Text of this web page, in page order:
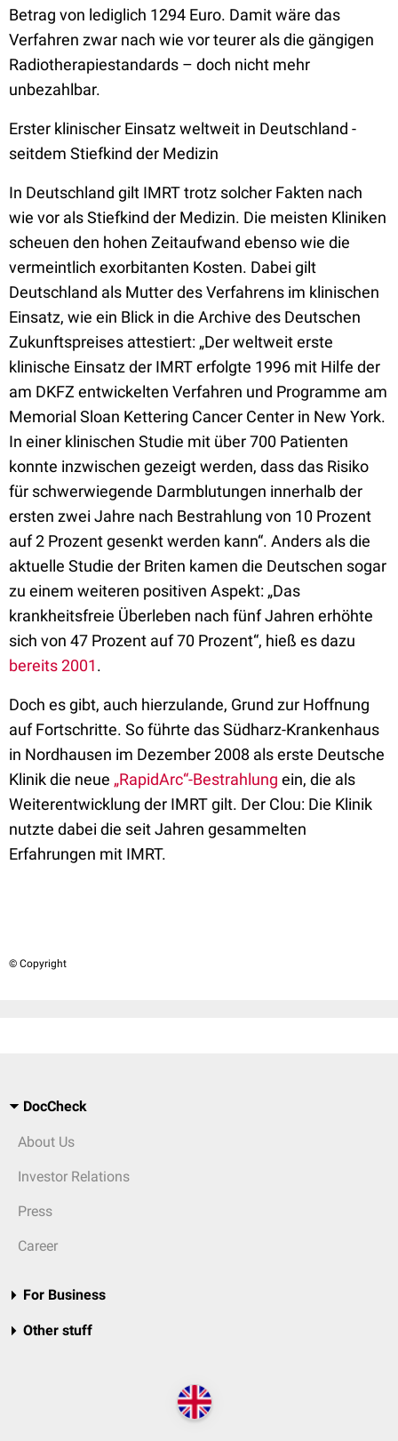
Betrag von lediglich 1294 Euro. Damit wäre das
Verfahren zwar nach wie vor teurer als die gängigen
Radiotherapiestandards – doch nicht mehr
unbezahlbar.
Erster klinischer Einsatz weltweit in Deutschland -
seitdem Stiefkind der Medizin
In Deutschland gilt IMRT trotz solcher Fakten nach
wie vor als Stiefkind der Medizin. Die meisten Kliniken
scheuen den hohen Zeitaufwand ebenso wie die
vermeintlich exorbitanten Kosten. Dabei gilt
Deutschland als Mutter des Verfahrens im klinischen
Einsatz, wie ein Blick in die Archive des Deutschen
Zukunftspreises attestiert: „Der weltweit erste
klinische Einsatz der IMRT erfolgte 1996 mit Hilfe der
am DKFZ entwickelten Verfahren und Programme am
Memorial Sloan Kettering Cancer Center in New York.
In einer klinischen Studie mit über 700 Patienten
konnte inzwischen gezeigt werden, dass das Risiko
für schwerwiegende Darmblutungen innerhalb der
ersten zwei Jahre nach Bestrahlung von 10 Prozent
auf 2 Prozent gesenkt werden kann“. Anders als die
aktuelle Studie der Briten kamen die Deutschen sogar
zu einem weiteren positiven Aspekt: „Das
krankheitsfreie Überleben nach fünf Jahren erhöhte
sich von 47 Prozent auf 70 Prozent“, hieß es dazu
bereits 2001.
Doch es gibt, auch hierzulande, Grund zur Hoffnung
auf Fortschritte. So führte das Südharz-Krankenhaus
in Nordhausen im Dezember 2008 als erste Deutsche
Klinik die neue „RapidArc“-Bestrahlung ein, die als
Weiterentwicklung der IMRT gilt. Der Clou: Die Klinik
nutzte dabei die seit Jahren gesammelten
Erfahrungen mit IMRT.
© Copyright
DocCheck
About Us
Investor Relations
Press
Career
For Business
Other stuff